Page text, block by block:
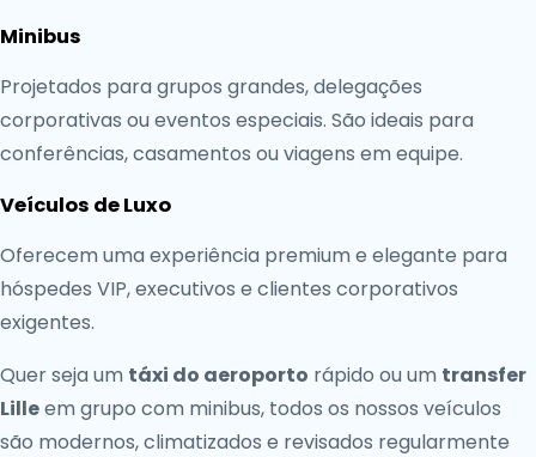
Minibus
Projetados para grupos grandes, delegações
corporativas ou eventos especiais. São ideais para
conferências, casamentos ou viagens em equipe.
Veículos de Luxo
Oferecem uma experiência premium e elegante para
hóspedes VIP, executivos e clientes corporativos
exigentes.
Quer seja um táxi do aeroporto rápido ou um transfer
Lilleem grupo com minibus, todos os nossos veículos
são modernos, climatizados e revisados regularmente